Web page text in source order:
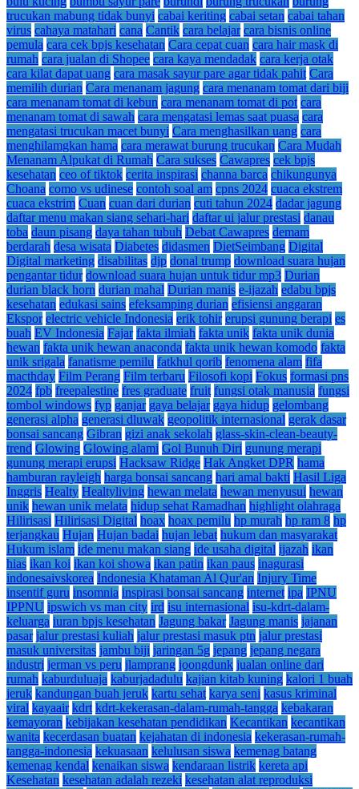
trucukan mabung tidak bunyi cabai keriting cabai setan cabai tahan
virus cahaya matahari cana Cantik cara belajar cara bisnis online
pemula cara cek bpjs kesehatan Cara cepat cuan cara hair mask di
rumah cara jualan di Shopee cara kaya mendadak cara kerja otak
cara kilat dapat uang cara masak sayur pare agar tidak pahit Cara
memilih durian Cara menanam jagung cara menanam tomat dari biji
cara menanam tomat di kebun cara menanam tomat di pot cara
menanam tomat di sawah cara mengatasi lemas saat puasa cara
mengatasi trucukan macet bunyi Cara menghasilkan uang cara
menghilamgkan hama cara merawat burung trucukan Cara Mudah
Menanam Alpukat di Rumah Cara sukses Cawapres cek bpjs
kesehatan ceo of tiktok cerita inspirasi channa barca chikungunya
Choana como vs udinese contoh soal am cpns 2024 cuaca ekstrem
cuaca ekstrim Cuan cuan dari durian cuti tahun 2024 dadar jagung
daftar menu makan siang sehari-hari daftar ui jalur prestasi danau
toba daun pisang daya tahan tubuh Debat Cawapres demam
berdarah desa wisata Diabetes didasmen DietSeimbang Digital
Digital marketing disabilitas djp donal trump download suara hujan
pengantar tidur download suara hujan untuk tidur mp3 Durian
durian black horn durian mahal Durian manis e-ijazah edabu bpjs
kesehatan edukasi sains efeksamping durian efisiensi anggaran
Ekspor electric vehicle Indonesia erik tohir erupsi gunung berapi es
buah EV Indonesia Fajar fakta ilmiah fakta unik fakta unik dunia
hewan fakta unik hewan anaconda fakta unik hewan komodo fakta
unik srigala fanatisme pemilu fatkhul qorib fenomena alam fifa
macthday Film Perang Film terbaru Filosofi kopi Fokus formasi pns
2024 fpb freepalestine fres graduate fruit fungsi otak manusia fungsi
tombol windows fyp ganjar gaya belajar gaya hidup gelombang
generasi alpha generasi dluwak geopolitik internasional gerak dasar
bonsai sancang Gibran gizi anak sekolah glass-skin-clean-beauty-
trend Glowing Glowing alami Gol Bunuh Diri gunung merapi
gunung merapi erupsi Hacksaw Ridge Hak Angket DPR hama
hamburan rayleigh harga bonsai sancang hari amal bakti Hasil Liga
Inggris Healty Healtyliving hewan melata hewan menyusui hewan
unik hewan unik melata hidup sehat Ramadhan highlight olahraga
Hilirisasi Hilirisasi Digital hoax hoax pemilu hp murah hp ram 8 hp
terjangkau Hujan Hujan badai hujan lebat hukum dan masyarakat
Hukum islam ide menu makan siang ide usaha digital ijazah ikan
hias ikan koi ikan koi showa ikan patin ikan paus inagurasi
indonesaivskorea Indonesia Khataman Al Qur'an Injury Time
insentif guru insomnia inspirasi bonsai sancang internet ipa IPNU
IPPNU ipswich vs man city ird isu internasional isu-kdrt-dalam-
keluarga iuran bpjs kesehatan Jagung bakar Jagung manis jajanan
pasar jalur prestasi kuliah jalur prestasi masuk ptn jalur prestasi
masuk universitas jambu biji jaringan 5g jepang jepang negara
industri jerman vs peru jlamprang joongdunk jualan online dari
rumah kaburduluaja kaburjadadulu kajian kitab kuning kalori 1 buah
jeruk kandungan buah jeruk kartu sehat karya seni kasus kriminal
viral kayaair kdrt kdrt-kekerasan-dalam-rumah-tangga kebakaran
kemayoran kebijakan kesehatan pendidikan Kecantikan kecantikan
wanita kecerdasan buatan kejahatan di indonesia kekerasan-rumah-
tangga-indonesia kekuasaan kelulusan siswa kemenag batang
kemenag kendal kenaikan siswa kendaraan listrik kereta api
Kesehatan kesehatan adalah rezeki kesehatan alat reproduksi